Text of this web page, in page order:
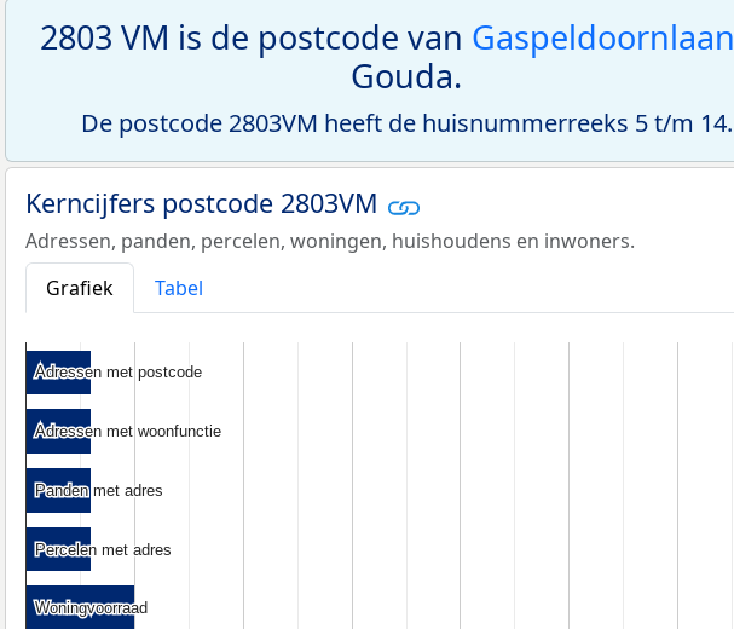
2803 VM is de postcode van Gaspeldoornlaan
Gouda.
De postcode 2803VM heeft de huisnummerreeks 5 t/m 14.
Kerncijfers postcode 2803VM
Adressen, panden, percelen, woningen, huishoudens en inwoners.
Grafiek
Tabel
Adressen met postcode
Adressen met postcode
Adressen met woonfunctie
Adressen met woonfunctie
Panden met adres
Panden met adres
Percelen met adres
Percelen met adres
Woningvoorraad
Woningvoorraad